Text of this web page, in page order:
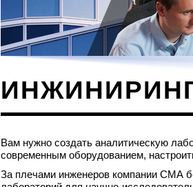
Вам нужно создать аналитическую
современным оборудованием,
За плечами инженеров компании СМА